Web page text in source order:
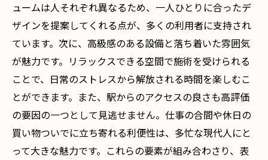
ュームは人それぞれ異なるため、一人ひとりに合ったデ
ザインを提案してくれる点が、多くの利用者に支持され
ています。次に、高級感のある設備と落ち着いた雰囲気
が魅力です。リラックスできる空間で施術を受けられる
ことで、日常のストレスから解放される時間を楽しむこ
とができます。また、駅からのアクセスの良さも高評価
の要因の一つとして見逃せません。仕事の合間や休日の
買い物ついでに立ち寄れる利便性は、多忙な現代人にと
って大きな魅力です。これらの要素が組み合わさり、表